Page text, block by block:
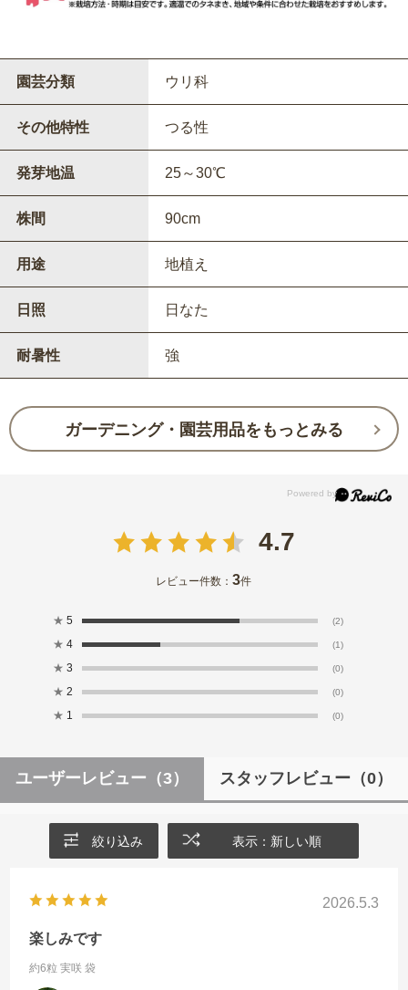
園芸分類 ウリ科
その他特性 つる性
発芽地温 25～30℃
株間 90cm
用途 地植え
日照 日なた
耐暑性 強
ガーデニング・園芸用品をもっとみる
4.7
レビュー件数：3件
★ 5 (2)
★ 4 (1)
★ 3 (0)
★ 2 (0)
★ 1 (0)
ユーザーレビュー （3） スタッフレビュー （0）
絞り込み 表示：新しい順
2026.5.3
楽しみです
約6粒 実咲 袋